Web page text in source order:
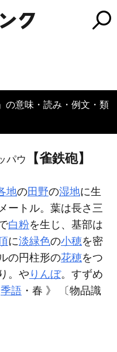
の意味・読み・例文・類
パウ 【雀鉄砲】
地の田野の湿地に生
ートル。葉は長さ三
白粉を生じ、基部は
に淡緑色の小穂を密
の円柱形の花穂をつ
。や りんぼ。すずめ
季語 ・春 》 〔物品識